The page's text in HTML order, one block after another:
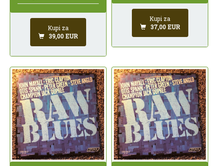
Kupi za
39,00 EUR
Kupi za
37,00 EUR